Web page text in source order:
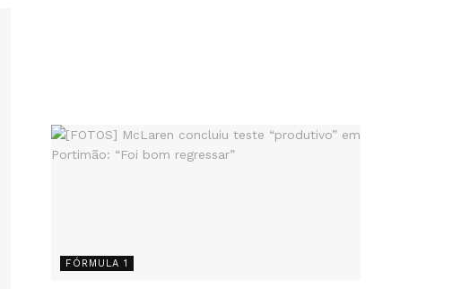
FÓRMULA 1